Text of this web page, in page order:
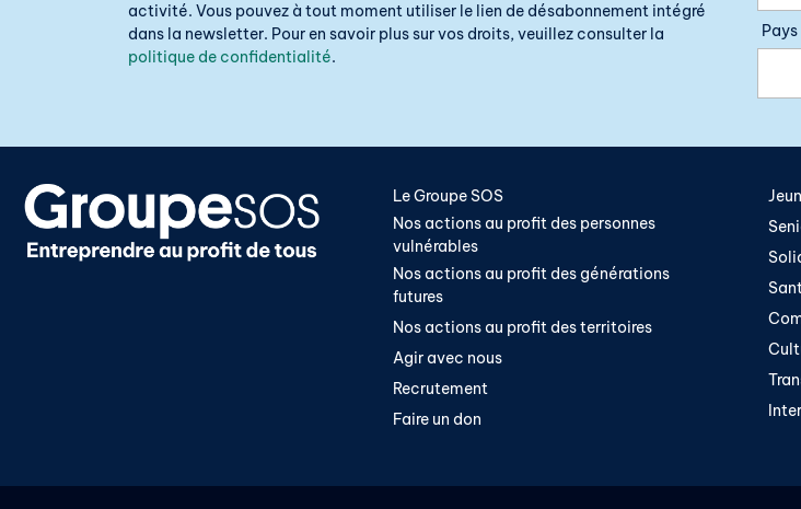
activité. Vous pouvez à tout moment utiliser le lien de désabonnement intégré
dans la newsletter. Pour en savoir plus sur vos droits, veuillez consulter la
politique de confidentialité.
Pays
Le Groupe SOS
Nos actions au profit des personnes
vulnérables
Nos actions au profit des générations
futures
Nos actions au profit des territoires
Agir avec nous
Recrutement
Faire un don